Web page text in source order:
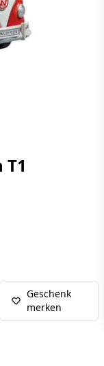
Geschenk
merken